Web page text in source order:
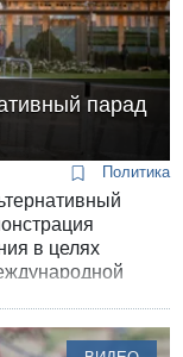
парад
Политика
в целях